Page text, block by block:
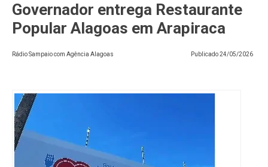
Governador entrega Restaurante
Popular Alagoas em Arapiraca
Rádio Sampaio com Agência Alagoas Publicado24/05/2026